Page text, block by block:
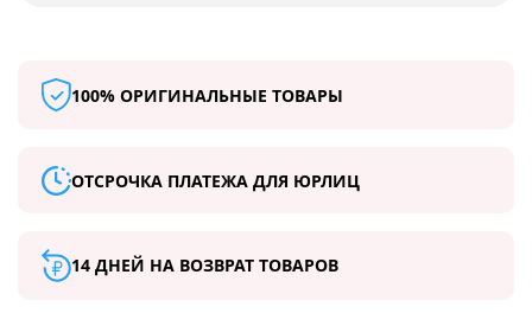
100% ОРИГИНАЛЬНЫЕ ТОВАРЫ
ОТСРОЧКА ПЛАТЕЖА ДЛЯ ЮРЛИЦ
14 ДНЕЙ НА ВОЗВРАТ ТОВАРОВ